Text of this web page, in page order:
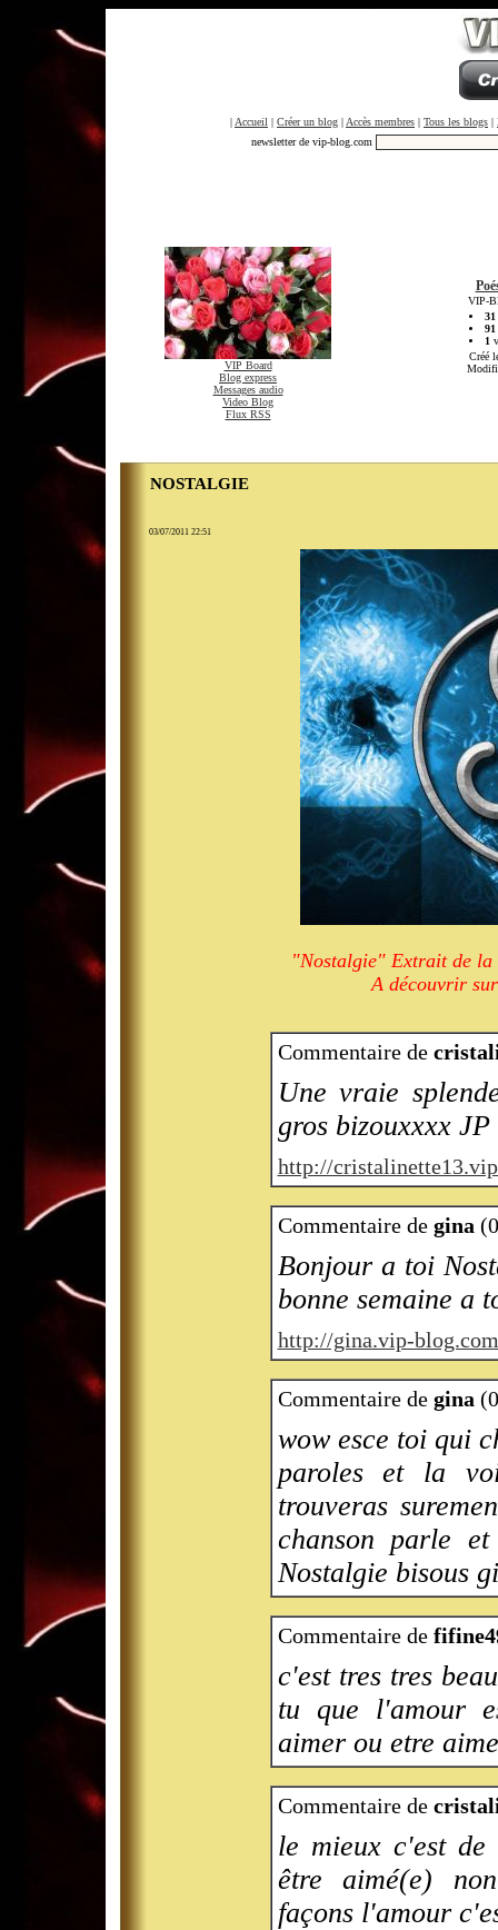
| Accueil | Créer un blog | Accès membres | Tous les blogs |
newsletter de vip-blog.com
VIP Board
Blog express
Messages audio
Video Blog
Flux RSS
VIP-
31
91
1
Créé
NOSTALGIE
03/07/2011 22:51
"Nostalgie" Extrait de la
A découvrir
Commentaire de
Une vraie
gros bizouxxxx JP
http://
Commentaire de gina
Bonjour a toi
bonne semaine a
http://gina.vip-
Commentaire de gina
wow esce toi qui
paroles et la
trouveras
chanson parle
Nostalgie bisous
Commentaire de
c'est tres tres
tu que l'amour
aimer ou etre
Commentaire de
le mieux c'est
être aimé(e)
façons l'amour